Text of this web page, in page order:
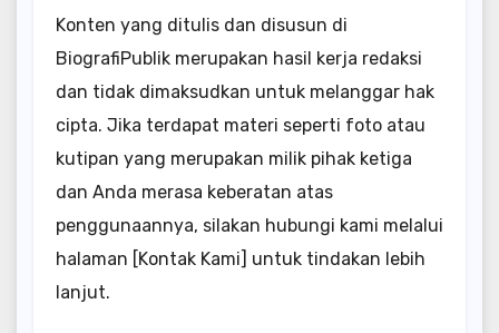
Konten yang ditulis dan disusun di
BiografiPublik merupakan hasil kerja redaksi
dan tidak dimaksudkan untuk melanggar hak
cipta. Jika terdapat materi seperti foto atau
kutipan yang merupakan milik pihak ketiga
dan Anda merasa keberatan atas
penggunaannya, silakan hubungi kami melalui
halaman [Kontak Kami] untuk tindakan lebih
lanjut.